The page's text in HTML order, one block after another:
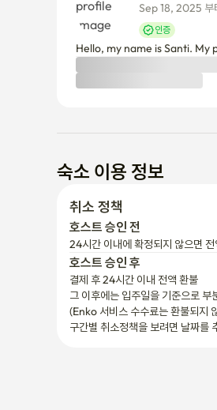
Sep 18, 2025 부
인증
Hello, my name is Santi.
숙소 이용 정보
취소 정책
호스트 승인 전
24시간 이내에 확정되지 않으면
호스트 승인 후
결제 후 24시간 이내 전액 환불
그 이후에는 입주일을 기준으로 부
(Enko 서비스 수수료는 환불되지
구간별 취소정책을 보려면 날짜를